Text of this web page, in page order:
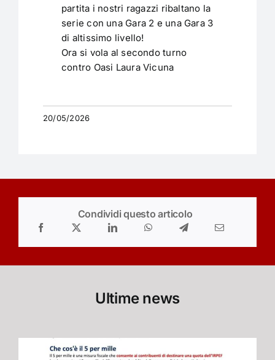
partita i nostri ragazzi ribaltano la
serie con una Gara 2 e una Gara 3
di altissimo livello!
Ora si vola al secondo turno
contro Oasi Laura Vicuna
20/05/2026
Condividi questo articolo
Ultime news